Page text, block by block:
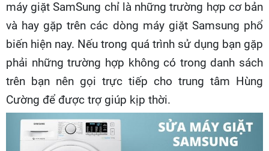
máy giặt SamSung chỉ là những trường hợp cơ bản
và hay gặp trên các dòng máy giặt Samsung phổ
biến hiện nay. Nếu trong quá trình sử dụng bạn gặp
phải những trường hợp không có trong danh sách
trên bạn nên gọi trực tiếp cho trung tâm Hùng
Cường để được trợ giúp kịp thời.